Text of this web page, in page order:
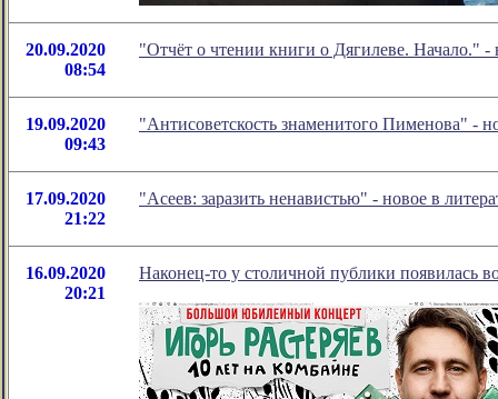
20.09.2020
08:54
"Отчёт о чтении книги о Дягилеве. Начало."
19.09.2020
09:43
"Антисоветскость знаменитого Пименова" -
17.09.2020
21:22
"Асеев: заразить ненавистью" - новое в
16.09.2020
20:21
Наконец-то у столичной публики появилась